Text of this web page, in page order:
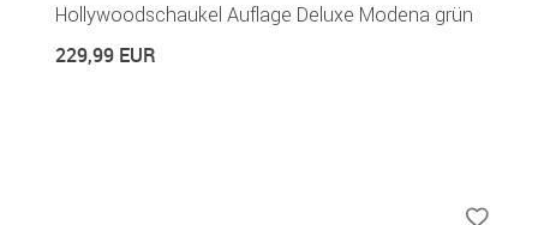
Hollywoodschaukel Auflage Deluxe Modena grün
229,99 EUR